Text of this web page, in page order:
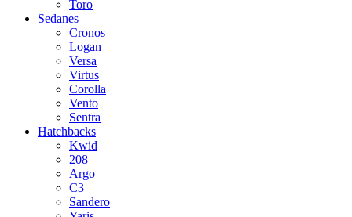
Toro
Sedanes
Cronos
Logan
Versa
Virtus
Corolla
Vento
Sentra
Hatchbacks
Kwid
208
Argo
C3
Sandero